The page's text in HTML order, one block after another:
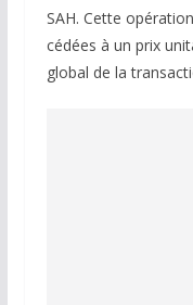
SAH. Cette
cédées à un prix
global de la